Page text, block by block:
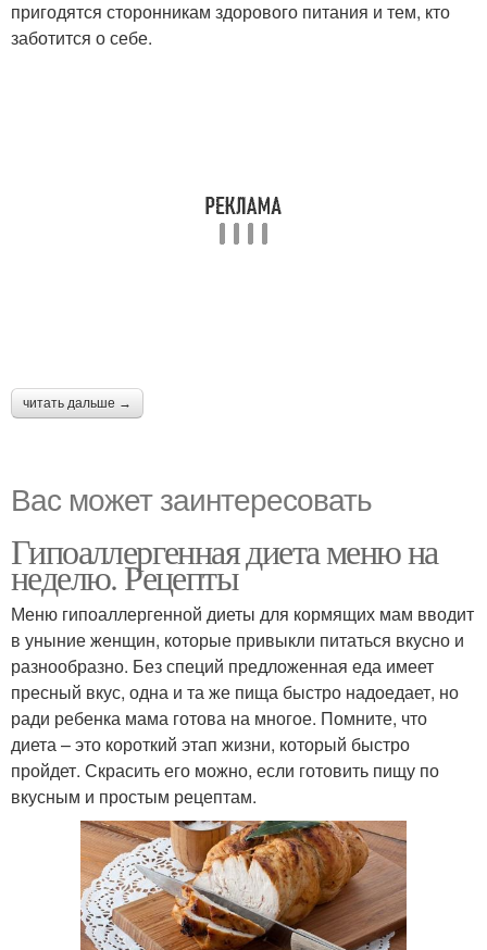
пригодятся сторонникам здорового питания и тем, кто
заботится о себе.
читать дальше →
Вас может заинтересовать
Гипоаллергенная диета меню на
неделю. Рецепты
Меню гипоаллергенной диеты для кормящих мам вводит
в уныние женщин, которые привыкли питаться вкусно и
разнообразно. Без специй предложенная еда имеет
пресный вкус, одна и та же пища быстро надоедает, но
ради ребенка мама готова на многое. Помните, что
диета – это короткий этап жизни, который быстро
пройдет. Скрасить его можно, если готовить пищу по
вкусным и простым рецептам.